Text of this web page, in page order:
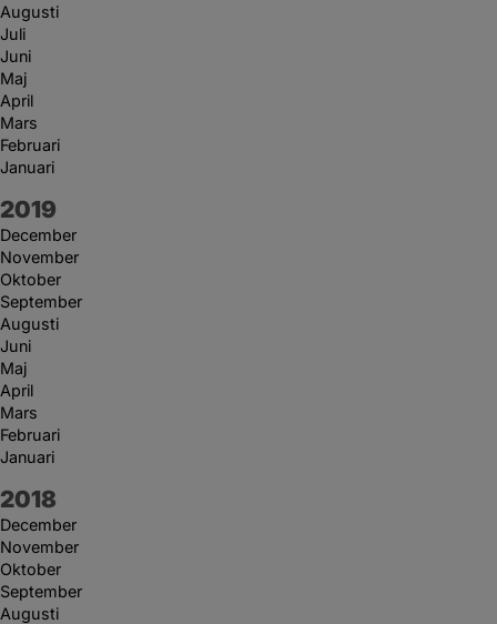
Augusti
Juli
Juni
Maj
April
Mars
Februari
Januari
År:
2019
December
November
Oktober
September
Augusti
Juni
Maj
April
Mars
Februari
Januari
År:
2018
December
November
Oktober
September
Augusti